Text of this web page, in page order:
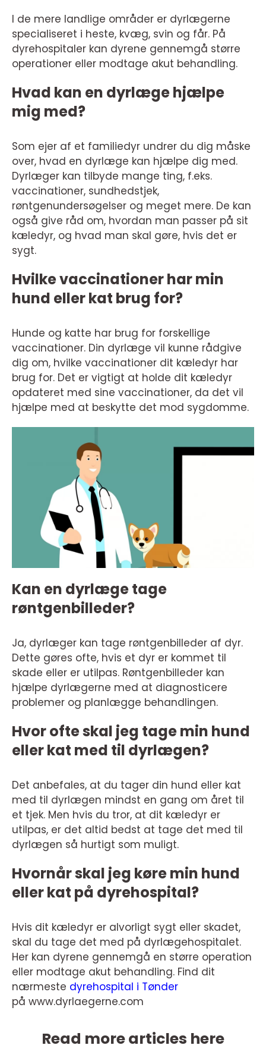
I de mere landlige områder er dyrlægerne
specialiseret i heste, kvæg, svin og får. På
dyrehospitaler kan dyrene gennemgå større
operationer eller modtage akut behandling.
Hvad kan en dyrlæge hjælpe
mig med?
Som ejer af et familiedyr undrer du dig måske
over, hvad en dyrlæge kan hjælpe dig med.
Dyrlæger kan tilbyde mange ting, f.eks.
vaccinationer, sundhedstjek,
røntgenundersøgelser og meget mere. De kan
også give råd om, hvordan man passer på sit
kæledyr, og hvad man skal gøre, hvis det er
sygt.
Hvilke vaccinationer har min
hund eller kat brug for?
Hunde og katte har brug for forskellige
vaccinationer. Din dyrlæge vil kunne rådgive
dig om, hvilke vaccinationer dit kæledyr har
brug for. Det er vigtigt at holde dit kæledyr
opdateret med sine vaccinationer, da det vil
hjælpe med at beskytte det mod sygdomme.
Kan en dyrlæge tage
røntgenbilleder?
Ja, dyrlæger kan tage røntgenbilleder af dyr.
Dette gøres ofte, hvis et dyr er kommet til
skade eller er utilpas. Røntgenbilleder kan
hjælpe dyrlægerne med at diagnosticere
problemer og planlægge behandlingen.
Hvor ofte skal jeg tage min hund
eller kat med til dyrlægen?
Det anbefales, at du tager din hund eller kat
med til dyrlægen mindst en gang om året til
et tjek. Men hvis du tror, at dit kæledyr er
utilpas, er det altid bedst at tage det med til
dyrlægen så hurtigt som muligt.
Hvornår skal jeg køre min hund
eller kat på dyrehospital?
Hvis dit kæledyr er alvorligt sygt eller skadet,
skal du tage det med på dyrlægehospitalet.
Her kan dyrene gennemgå en større operation
eller modtage akut behandling. Find dit
nærmeste dyrehospital i Tønder
på www.dyrlaegerne.com
Read more articles here